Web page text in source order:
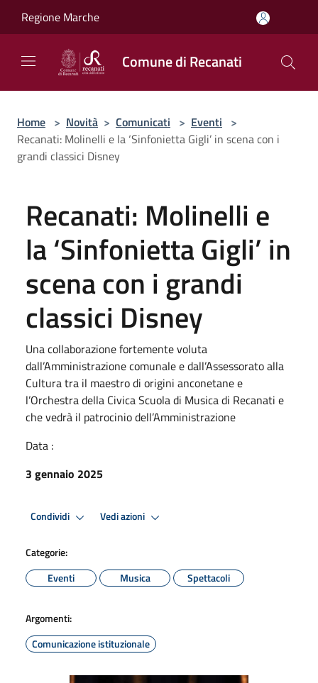
Regione Marche
Comune di Recanati
Home > Novità > Comunicati > Eventi >
Recanati: Molinelli e la ‘Sinfonietta Gigli’ in scena con i
grandi classici Disney
Recanati: Molinelli e
la ‘Sinfonietta Gigli’ in
scena con i grandi
classici Disney
Una collaborazione fortemente voluta
dall’Amministrazione comunale e dall’Assessorato alla
Cultura tra il maestro di origini anconetane e
l’Orchestra della Civica Scuola di Musica di Recanati e
che vedrà il patrocinio dell’Amministrazione
Data :
3 gennaio 2025
Condividi Vedi azioni
Categorie:
Eventi
Musica Spettacoli
Argomenti:
Comunicazione istituzionale